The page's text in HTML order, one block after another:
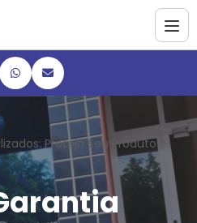
Proteja Seu Produto e